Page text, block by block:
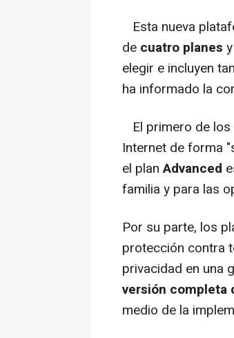
Esta nueva
de cuatro planes
elegir e incluyen
ha informado la
El primero de los
Internet de forma
el planAdvanced
familia y para las
Por su parte, los
protección contra
privacidad en una
versión completa
medio de la